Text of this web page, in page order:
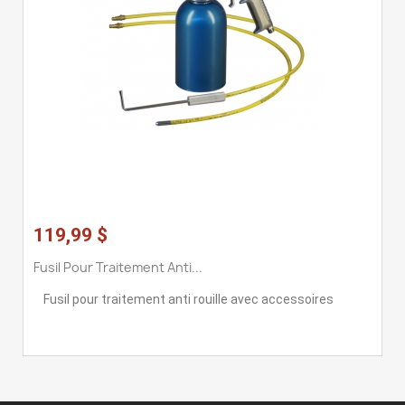
119,99 $
Fusil Pour Traitement Anti...
Fusil pour traitement anti rouille avec accessoires